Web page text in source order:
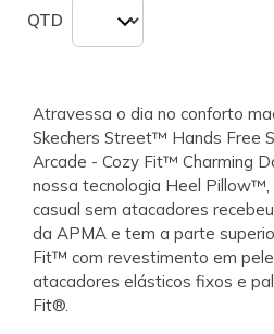
QTD
Atravessa o dia no conforto
Skechers Street™ Hands Free
Arcade - Cozy Fit™ Charming
nossa tecnologia Heel
casual sem atacadores
da APMA e tem a parte
Fit™ com revestimento em pele
atacadores elásticos fixos e
Fit®.